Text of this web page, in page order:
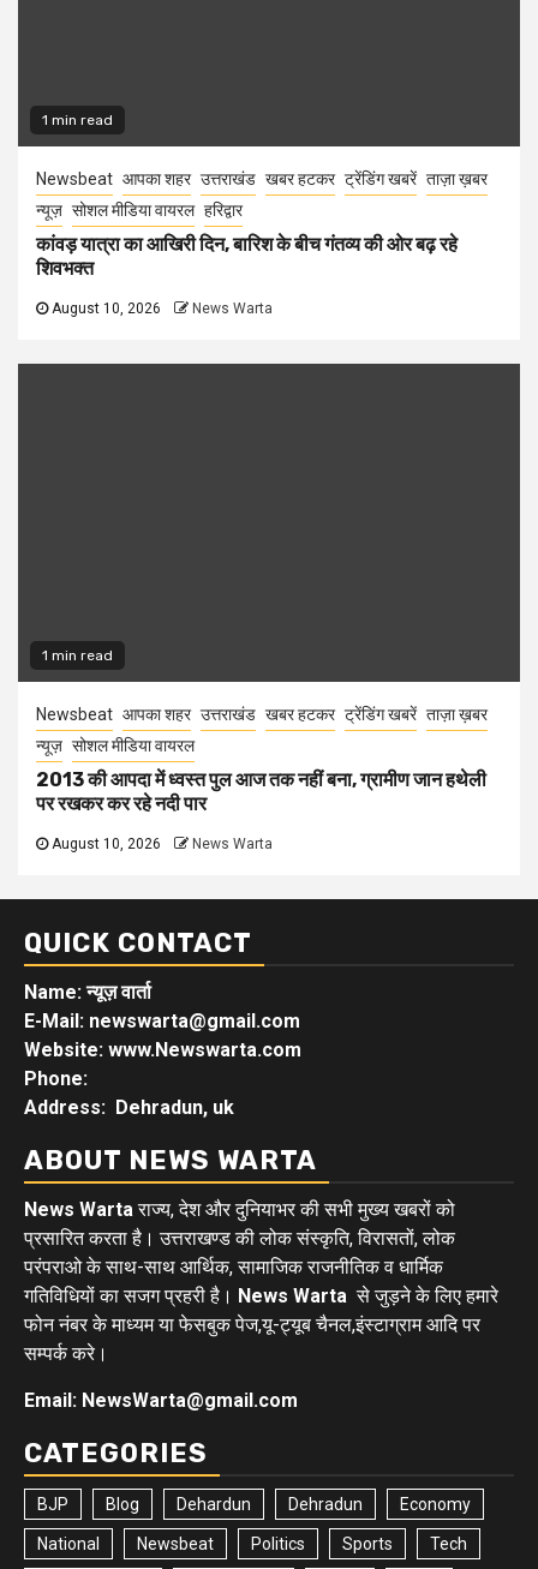
1 min read
Newsbeat आपका शहर उत्तराखंड खबर हटकर ट्रेंडिंग खबरें ताज़ा ख़बर
न्यूज़ सोशल मीडिया वायरल हरिद्वार
कांवड़ यात्रा का आखिरी दिन, बारिश के बीच गंतव्य की ओर बढ़ रहे
शिवभक्त
August 10, 2026 News Warta
1 min read
Newsbeat आपका शहर उत्तराखंड खबर हटकर ट्रेंडिंग खबरें ताज़ा ख़बर
न्यूज़ सोशल मीडिया वायरल
2013 की आपदा में ध्वस्त पुल आज तक नहीं बना, ग्रामीण जान हथेली
पर रखकर कर रहे नदी पार
August 10, 2026 News Warta
QUICK CONTACT
Name: न्यूज़ वार्ता
E-Mail: newswarta@gmail.com
Website: www.Newswarta.com
Phone:
Address: Dehradun, uk
ABOUT NEWS WARTA
News Wartaराज्य, देश और दुनियाभर की सभी मुख्य खबरों को
प्रसारित करता है। उत्तराखण्ड की लोक संस्कृति, विरासतों, लोक
परंपराओ के साथ-साथ आर्थिक, सामाजिक राजनीतिक व धार्मिक
गतिविधियों का सजग प्रहरी है। News Warta से जुड़ने के लिए हमारे
फोन नंबर के माध्यम या फेसबुक पेज,यू-ट्यूब चैनल,इंस्टाग्राम आदि पर
सम्पर्क करे।
Email: NewsWarta@gmail.com
CATEGORIES
BJP Blog Dehardun Dehradun Economy
National Newsbeat Politics Sports Tech